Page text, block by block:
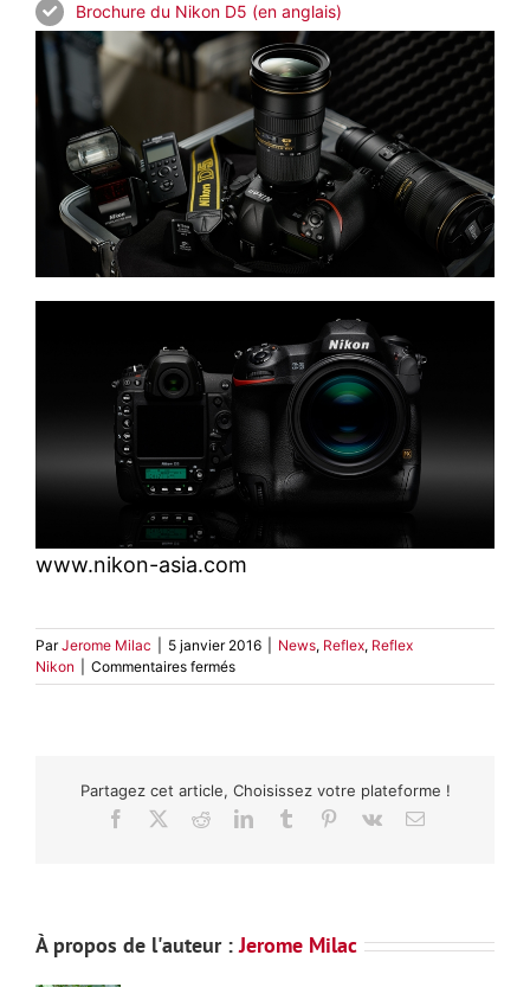
Brochure du Nikon D5 (en anglais)
www.nikon-asia.com
ParJerome Milac 5 janvier 2016 News, Reflex, Reflex
Nikon
Commentaires ferméssur
Nikon
au
CES
Partagez cet article, Choisissez votre plateforme !
Facebook
RedditLinkedInTumblr Pinterest
Vk Email
À propos de l'auteur :Jerome Milac